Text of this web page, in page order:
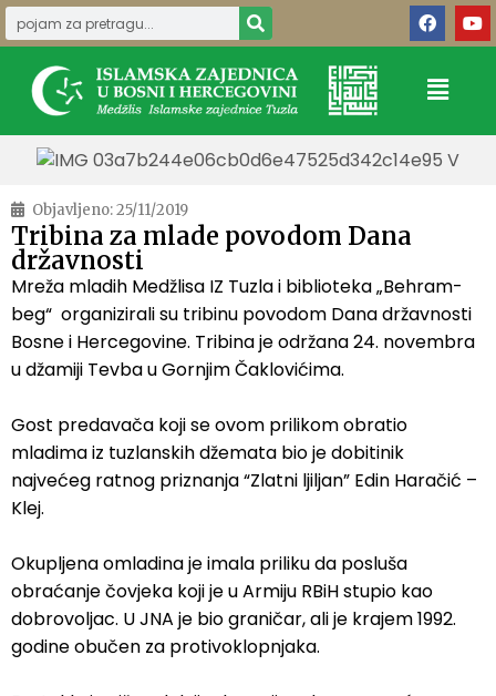
Objavljeno:25/11/2019
Tribina za mlade povodom Dana
državnosti
Mreža mladih Medžlisa IZ Tuzla i biblioteka „Behram-
beg“ organizirali su tribinu povodom Dana državnosti
Bosne i Hercegovine. Tribina je održana 24. novembra
u džamiji Tevba u Gornjim Čaklovićima.
Gost predavača koji se ovom prilikom obratio
mladima iz tuzlanskih džemata bio je dobitinik
najvećeg ratnog priznanja “Zlatni ljiljan” Edin Haračić –
Klej.
Okupljena omladina je imala priliku da posluša
obraćanje čovjeka koji je u Armiju RBiH stupio kao
dobrovoljac. U JNA je bio graničar, ali je krajem 1992.
godine obučen za protivoklopnjaka.